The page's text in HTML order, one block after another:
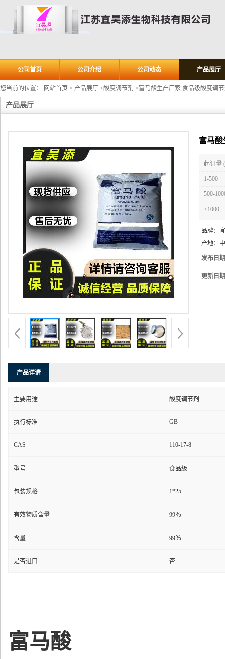
公司首页 公司介绍 公司动态 产品展厅
您当前的位置： 网站首页 > 产品展厅 >酸度调节剂 >富马酸生产厂家 食品级酸度调
产品展厅
富马
起订量
1-500
500-
≥1000
品牌：
产地：
发布日
更新日
产品详请
主要用途 酸度调节剂
执行标准 GB
CAS 110-17-8
型号 食品级
包装规格 1*25
有效物质含量 99％
含量 99％
是否进口 否
富马酸